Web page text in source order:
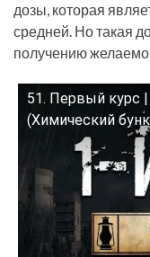
дозы, которая
средней. Но такая
получению
51. Первый курс
(Химический
Смотрите это видео